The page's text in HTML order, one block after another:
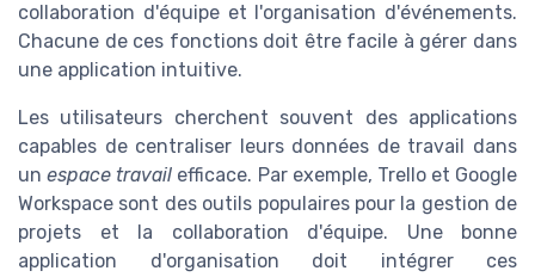
collaboration d'équipe et l'organisation d'événements.
Chacune de ces fonctions doit être facile à gérer dans
une application intuitive.
Les utilisateurs cherchent souvent des applications
capables de centraliser leurs données de travail dans
unespace travail efficace. Par exemple, Trello et Google
Workspace sont des outils populaires pour la gestion de
projets et la collaboration d'équipe. Une bonne
application d'organisation doit intégrer ces